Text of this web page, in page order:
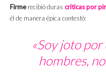
Firmerecibió duras críticas por
él de manera épica contestó:
«Soy joto
hombres,